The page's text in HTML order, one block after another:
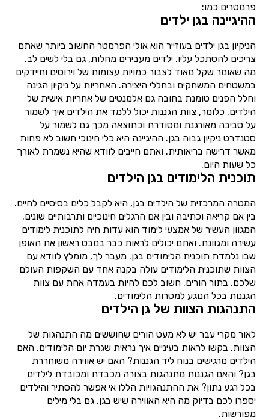
פרמטרים כמו:
ההיגיינה בגן ילדים
הניקיון בגן ילדים בעוזייר הוא אולי הפרמטר החשוב ביותר שאתם
צריכים להסתכל עליו. ילדים מעבירים מחלות, גם בלי לשים לב.
מה שאומר שקל מאוד לצבור כמויות עצומות של וירוסים וחיידקים
במשטחים המשחקים ובחללי היצירה. האחריות על ניקיון הגינה
וחלל הפנים טומנת בחובה גם אלמנטים של אחריות אישית של
הילדים. כלומר, צוות הגננות יכול ללמד את הילדים איך לשמור
על סביבה מאורגנת ומסודרת וכתוצאה מכך גם לשמור על
סטנדרט ניקיון גבוה בגן. ההיגיינה היא כלי חינוכי חשוב לא פחות
מאשר דרישה בריאותית. ואתם חייבים לוודא שהיא נשמרת לאורך
כל שעות היום.
תוכנית הלימודים בגן הילדים
המטרה המרכזית של הילדים בגן, היא לקבל כלים בסיסיים לחיים.
בין אם קריאה וכתיבה ובין אם הרגלים חינוכיים ותרבותיים שונים.
המגוון העשיר של אמצעי לימוד הוא עדות חיה לתוכנית לימודים
עשירה ומגוונת. ואתם יכולים לראות כבר במבט ראשון את האופן
שבו נלמדת תוכנית הלימודים בגן. מעבר לך, מומלץ לוודא עם
הצוות שתוכנית הלימודים עולה בקנה אחד עם השקפות העולם
שלכם. בתור הורים, חשוב לכם להיות בעמדה אחת עם צוות
הגננות בכל הנוגע למטרות הלימודים.
התנהגות הצוות של גן הילדים
לאור מקרי עבר יש לא מעט הורים שחוששים מה התנהגות של
הצוות. בקשו לראות בעיניים איך נראית שגרת יום הלימודים. האם
הילדים מרגישים בנוח ליד הגננות? האם יש אווירה משוחררת
בגן? והאם הגננות מתנהגות בצורה מכבדת ומכובדת לילדים
בכל רגע נתון? את ההתנהגויות הללו אי אפשר להסתיר והילדים
יספרו לכם בדיוק מה היא האווירה שיש בגן. גם בלי מילים
מפורשות.